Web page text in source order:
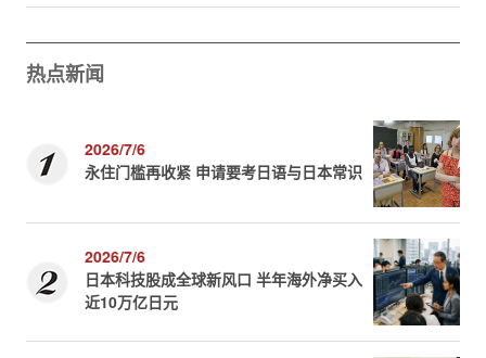
热点新闻
2026/7/6
永住门槛再收紧 申请要考日语与日本常识
2026/7/6
日本科技股成全球新风口 半年海外净买入
近10万亿日元